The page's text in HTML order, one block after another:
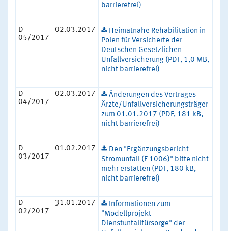
barrierefrei)
D
05/2017
02.03.2017
Heimatnahe Rehabilitation in
Polen für Versicherte der
Deutschen Gesetzlichen
Unfallversicherung (PDF, 1,0 MB,
nicht barrierefrei)
D
04/2017
02.03.2017
Änderungen des Vertrages
Ärzte/Unfallversicherungsträger
zum 01.01.2017 (PDF, 181 kB,
nicht barrierefrei)
D
03/2017
01.02.2017
Den "Ergänzungsbericht
Stromunfall (F 1006)" bitte nicht
mehr erstatten (PDF, 180 kB,
nicht barrierefrei)
D
02/2017
31.01.2017
Informationen zum
"Modellprojekt
Dienstunfallfürsorge" der